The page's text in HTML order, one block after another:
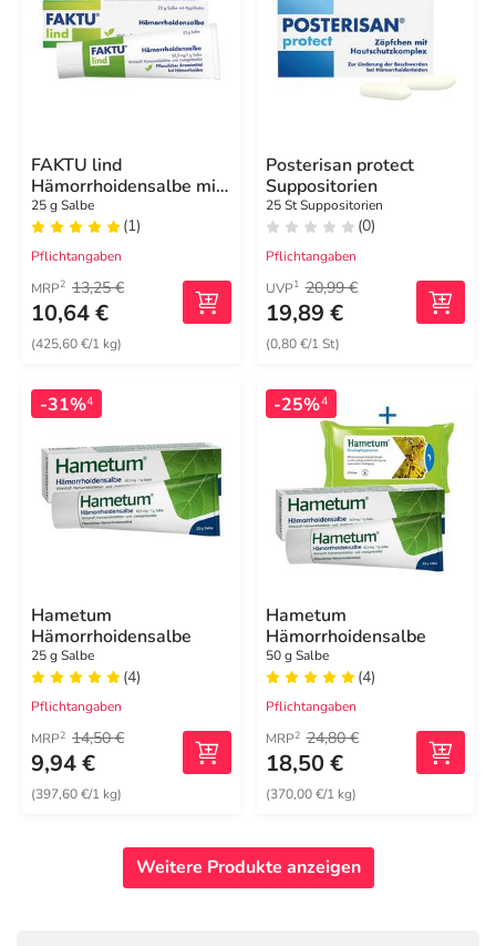
FAKTU lind
Hämorrhoidensalbe mit
Hamamelis
25 g Salbe
(1)
Pflichtangaben
MRP2 13,25 €
10,64 €
(425,60 €/1 kg)
Posterisan protect
Suppositorien
25 St Suppositorien
(0)
Pflichtangaben
UVP1 20,99 €
19,89 €
(0,80 €/1 St)
-31%4
Hametum
Hämorrhoidensalbe
25 g Salbe
(4)
Pflichtangaben
MRP2 14,50 €
9,94 €
(397,60 €/1 kg)
-25%4
Hametum
Hämorrhoidensalbe
50 g Salbe
(4)
Pflichtangaben
MRP2 24,80 €
18,50 €
(370,00 €/1 kg)
Weitere Produkte anzeigen